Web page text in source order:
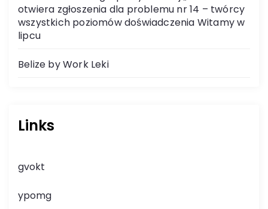
otwiera zgłoszenia dla problemu nr 14 – twórcy
wszystkich poziomów doświadczenia Witamy w
lipcu
Belize by Work Leki
Links
gvokt
ypomg